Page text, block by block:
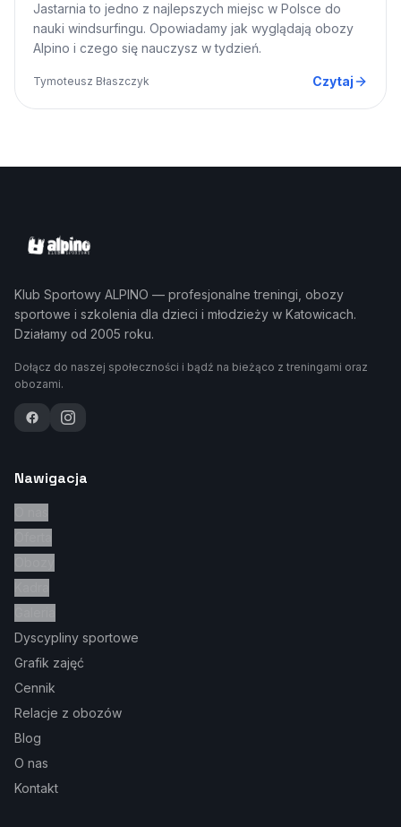
Jastarnia to jedno z najlepszych miejsc w Polsce do
nauki windsurfingu. Opowiadamy jak wyglądają obozy
Alpino i czego się nauczysz w tydzień.
Tymoteusz Błaszczyk Czytaj
Klub Sportowy ALPINO — profesjonalne treningi, obozy
sportowe i szkolenia dla dzieci i młodzieży w Katowicach.
Działamy od 2005 roku.
Dołącz do naszej społeczności i bądź na bieżąco z treningami oraz
obozami.
Nawigacja
Dyscypliny sportowe
Grafik zajęć
Cennik
Relacje z obozów
Blog
O nas
Kontakt